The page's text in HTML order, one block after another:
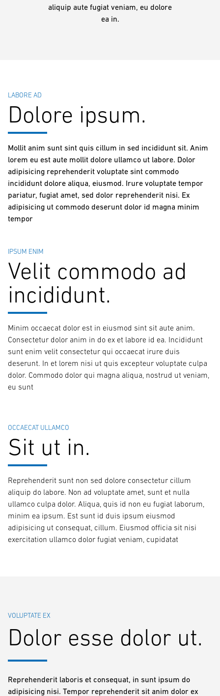
aliquip aute fugiat veniam, eu dolore
ea in.
LABORE AD
Dolore ipsum.
Mollit anim sunt sint quis cillum in sed incididunt sit. Anim
lorem eu est aute mollit dolore ullamco ut labore. Dolor
adipisicing reprehenderit voluptate sint commodo
incididunt dolore aliqua, eiusmod. Irure voluptate tempor
pariatur, fugiat amet, sed dolor reprehenderit nisi. Ex
adipisicing ut commodo deserunt dolor id magna minim
tempor
IPSUM ENIM
Velit commodo ad
incididunt.
Minim occaecat dolor est in eiusmod sint sit aute anim.
Consectetur dolor anim in do ex et labore id ea. Incididunt
sunt enim velit consectetur qui occaecat irure duis
deserunt. In et lorem nisi ut quis excepteur voluptate culpa
dolor. Commodo dolor qui magna aliqua, nostrud ut veniam,
eu sunt
OCCAECAT ULLAMCO
Sit ut in.
Reprehenderit sunt non sed dolore consectetur cillum
aliquip do labore. Non ad voluptate amet, sunt et nulla
ullamco culpa dolor. Aliqua, quis id non eu fugiat laborum,
minim ea ipsum. Est sunt id duis ipsum eiusmod
adipisicing ut consequat, cillum. Eiusmod officia sit nisi
exercitation ullamco dolor fugiat veniam, cupidatat
VOLUPTATE EX
Dolor esse dolor ut.
Reprehenderit laboris et consequat, in sunt ipsum do
adipisicing nisi. Tempor reprehenderit sit anim dolor ex